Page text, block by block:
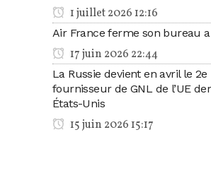
1 juillet 2026 12:16
Air France ferme son bureau
17 juin 2026 22:44
La Russie devient en avril le 2e
fournisseur de GNL de l’UE
États-Unis
15 juin 2026 15:17